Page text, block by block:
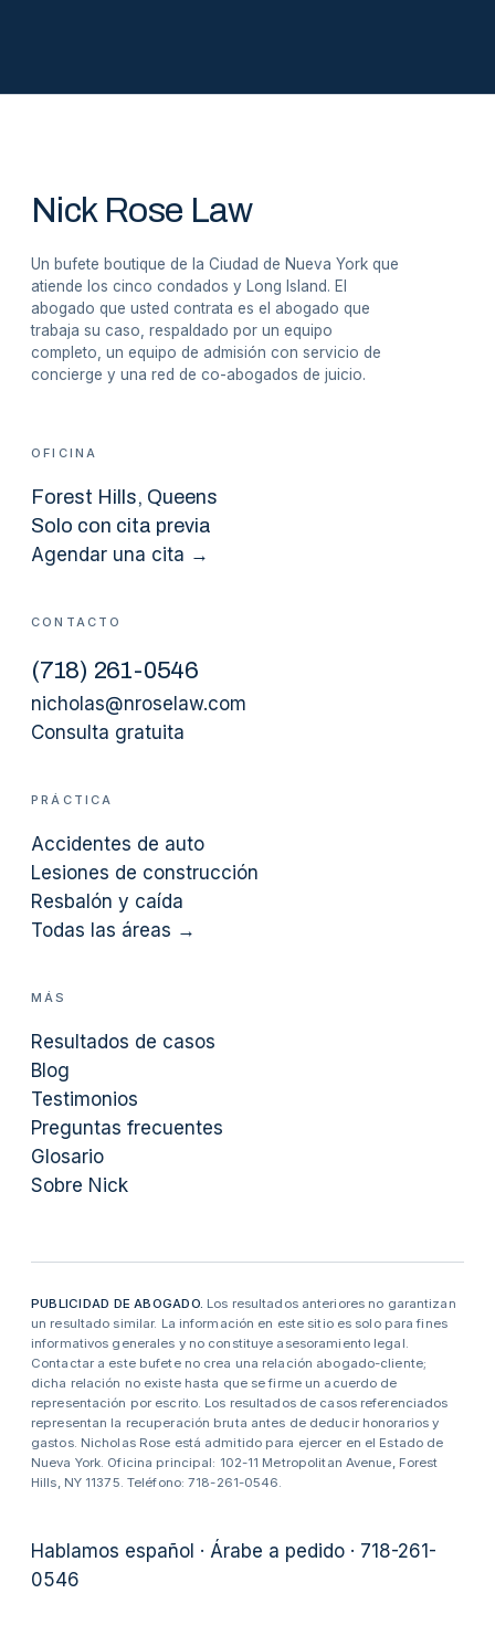
Nick Rose Law
Un bufete boutique de la Ciudad de Nueva York que
atiende los cinco condados y Long Island. El
abogado que usted contrata es el abogado que
trabaja su caso, respaldado por un equipo
completo, un equipo de admisión con servicio de
concierge y una red de co-abogados de juicio.
OFICINA
Forest Hills, Queens
Solo con cita previa
Agendar una cita →
CONTACTO
(718) 261-0546
nicholas@nroselaw.com
Consulta gratuita
PRÁCTICA
Accidentes de auto
Lesiones de construcción
Resbalón y caída
Todas las áreas →
MÁS
Resultados de casos
Blog
Testimonios
Preguntas frecuentes
Glosario
Sobre Nick
PUBLICIDAD DE ABOGADO. Los resultados anteriores no garantizan
un resultado similar. La información en este sitio es solo para fines
informativos generales y no constituye asesoramiento legal.
Contactar a este bufete no crea una relación abogado-cliente;
dicha relación no existe hasta que se firme un acuerdo de
representación por escrito. Los resultados de casos referenciados
representan la recuperación bruta antes de deducir honorarios y
gastos. Nicholas Rose está admitido para ejercer en el Estado de
Nueva York. Oficina principal: 102-11 Metropolitan Avenue, Forest
Hills, NY 11375. Teléfono: 718-261-0546.
Hablamos español · Árabe a pedido · 718-261-
0546